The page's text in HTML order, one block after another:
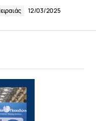
12/03/2025